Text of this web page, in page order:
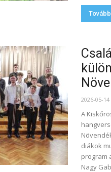
Tovább
2026-05-14
A
diákok
program
Nagy